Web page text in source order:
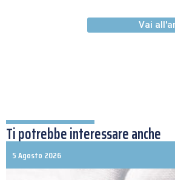
Vai
Ti potrebbe interessare anche
5 Agosto 2026